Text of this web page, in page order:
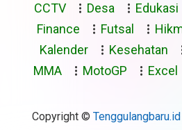
CCTV
Desa Edukasi
Finance
Futsal
Kalender
Kesehatan
MMA
MotoGP Excel
Copyright © Tenggulangbaru.id